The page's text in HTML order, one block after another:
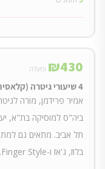
₪430 ומעלה
4 שיעורי גיטרה (קלאסית/חשמלית/אקוסטית) עם אמיר פרידמן
תל אביב. מתאים גם
בלוז, ג'אז ו-Finger Style.